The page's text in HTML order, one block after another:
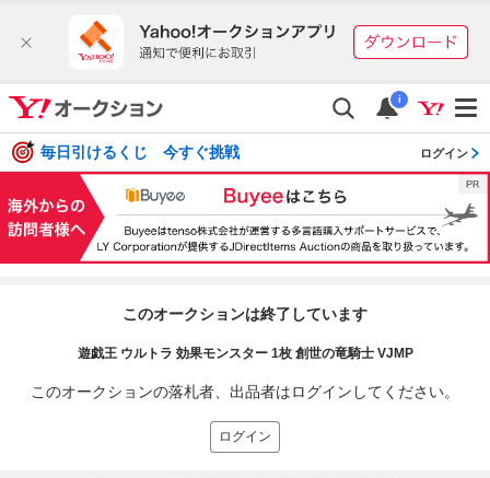
i
毎日引けるくじ 今すぐ挑戦 ログイン
このオークションは終了しています
遊戯王 ウルトラ 効果モンスター 1枚 創世の竜騎士 VJMP
このオークションの落札者、出品者はログインしてください。
ログイン